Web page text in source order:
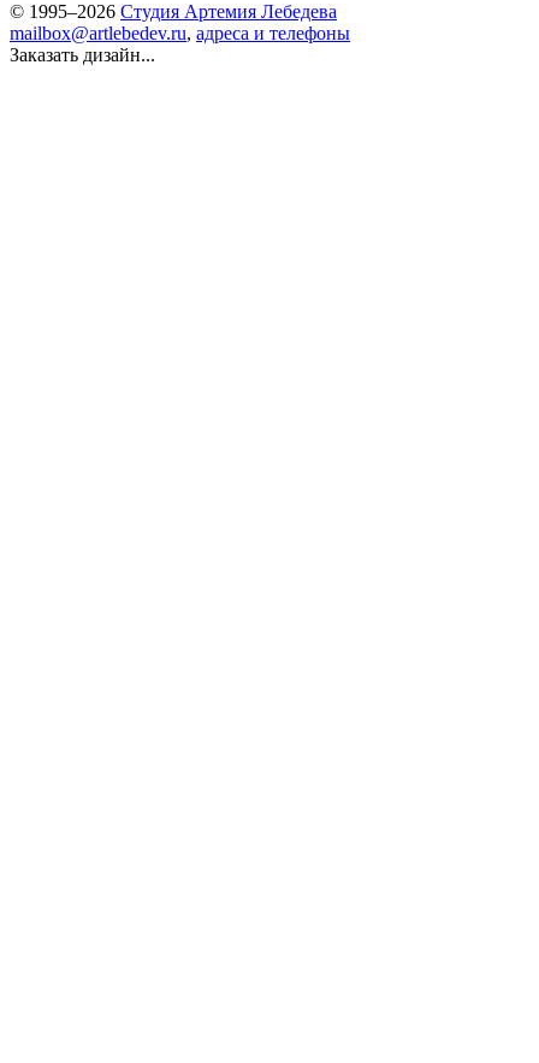
© 1995–2026 Студия Артемия Лебедева
mailbox@artlebedev.ru, адреса и телефоны
Заказать дизайн...